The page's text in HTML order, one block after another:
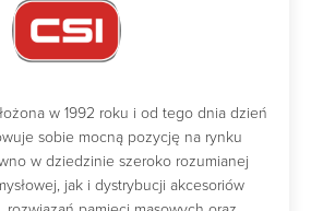
w 1992 roku i od tego dnia dzień
sobie mocną pozycję na rynku
w dziedzinie szeroko rozumianej
jak i dystrybucji akcesoriów